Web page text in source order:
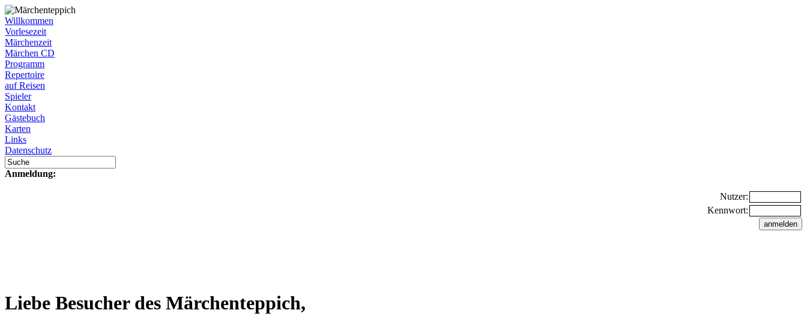
Willkommen
Vorlesezeit
Märchenzeit
Märchen CD
Programm
Repertoire
auf Reisen
Spieler
Kontakt
Gästebuch
Karten
Links
Datenschutz
Anmeldung:
Nutzer:
Kennwort:
Liebe Besucher des Märchenteppich,